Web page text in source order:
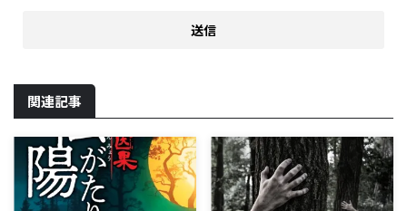
関連記事